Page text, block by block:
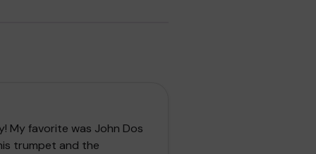
My favorite was John Dos
trumpet and the